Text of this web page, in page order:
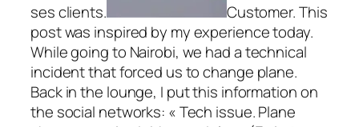
ses clients.
Customer. This
post was inspired by my experience today.
While going to Nairobi, we had a technical
incident that forced us to change plane.
Back in the lounge, I put this information on
the social networks: « Tech issue. Plane